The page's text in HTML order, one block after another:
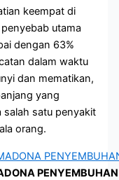
keempat di
utama
dengan 63%
dalam waktu
dan mematikan,
yang
salah satu penyakit
orang.